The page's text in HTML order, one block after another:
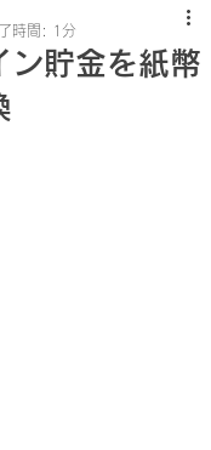
ン貯金を紙幣
時間: 1分